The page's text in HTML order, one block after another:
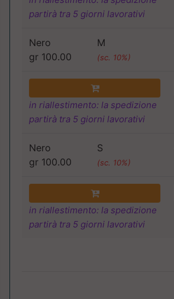
partirà tra 5 giorni lavorativi
Nero
gr 100.00
M
(sc. 10%)
in riallestimento: la spedizione
partirà tra 5 giorni lavorativi
Nero
gr 100.00
S
(sc. 10%)
in riallestimento: la spedizione
partirà tra 5 giorni lavorativi